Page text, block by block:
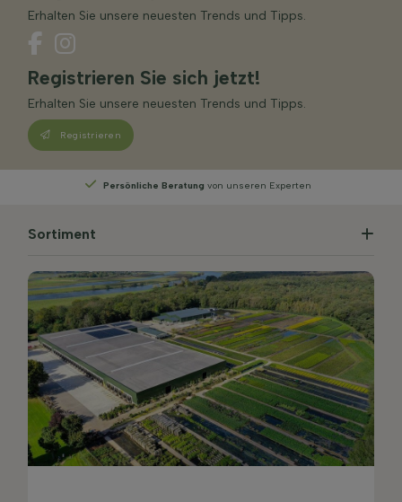
Erhalten Sie unsere neuesten Trends und Tipps.
Registrieren Sie sich jetzt!
Erhalten Sie unsere neuesten Trends und Tipps.
Registrieren
WählenSie Ihre Lieferwoche
Sortiment